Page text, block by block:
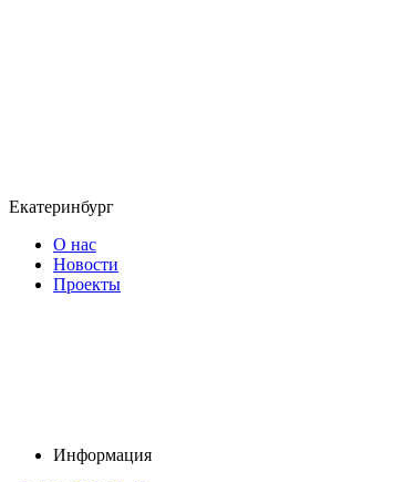
Екатеринбург
О нас
Новости
Проекты
Информация